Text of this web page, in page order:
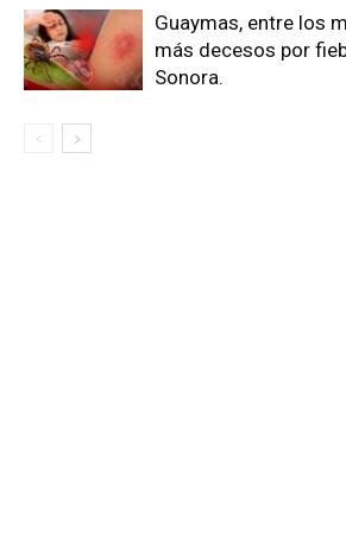
Guaymas, entre los
más decesos por
Sonora.